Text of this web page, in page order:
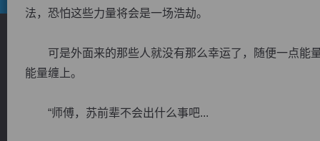
法，恐怕这些力量将会是一场浩劫。
可是外面来的那些人就没有那么幸运了，随便一点能
能量缠上。
“师傅，苏前辈不会出什么事吧...